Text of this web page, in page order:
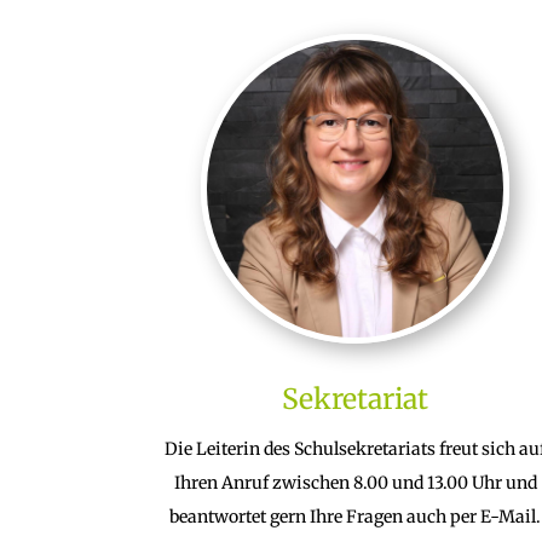
Sekretariat
Die Leiterin des Schulsekretariats freut sich
Ihren Anruf zwischen 8.00 und 13.00 Uhr und
beantwortet gern Ihre Fragen auch per E-Mail.